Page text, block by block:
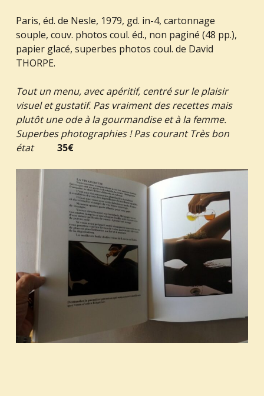
Paris, éd. de Nesle, 1979, gd. in-4, cartonnage
souple, couv. photos coul. éd., non paginé (48 pp.),
papier glacé, superbes photos coul. de David
THORPE.
Tout un menu, avec apéritif, centré sur le plaisir
visuel et gustatif. Pas vraiment des recettes mais
plutôt une ode à la gourmandise et à la femme.
Superbes photographies ! Pas courant Très bon
état
35€